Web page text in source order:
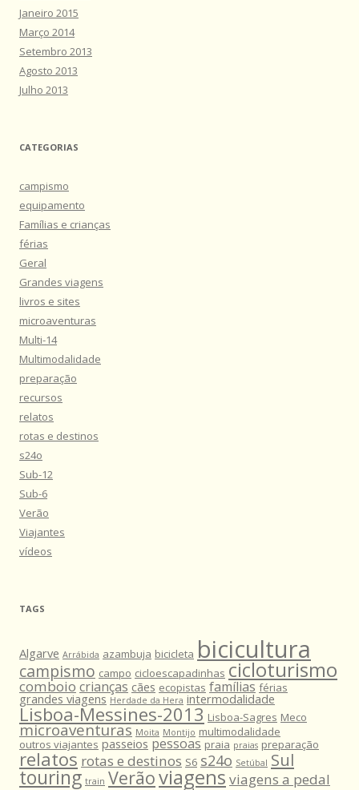
Janeiro 2015
Março 2014
Setembro 2013
Agosto 2013
Julho 2013
CATEGORIAS
campismo
equipamento
Famílias e crianças
férias
Geral
Grandes viagens
livros e sites
microaventuras
Multi-14
Multimodalidade
preparação
recursos
relatos
rotas e destinos
s24o
Sub-12
Sub-6
Verão
Viajantes
vídeos
TAGS
Algarve Arrábida azambuja bicicleta bicicultura
campismo campo cicloescapadinhas cicloturismo
comboio crianças cães ecopistas famílias férias
grandes viagens Herdade da Hera intermodalidade
Lisboa-Messines-2013 Lisboa-Sagres Meco
microaventuras Moita Montijo multimodalidade
outros viajantes passeios pessoas praia praias preparação
relatos rotas e destinos S6 s24o Setúbal Sul
touring train Verãoviagens viagens a pedal